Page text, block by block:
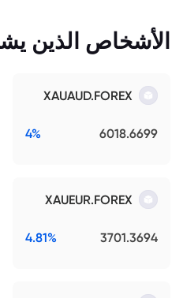
الأشخاص الذين
XAUAUD.FOREX
6018.6699
4%
XAUEUR.FOREX
3701.3694
4.81%